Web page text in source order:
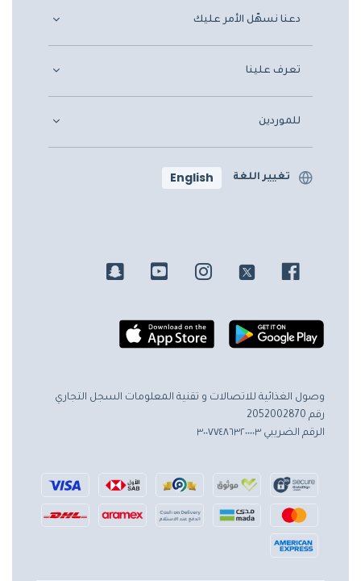
دعنا نسهّل الأمر عليك
تعرف علينا
للموردين
تغيير اللغة English
وصول الغذائية للاتصالات و تقنية المعلومات السجل التجاري
رقم 2052002870
الرقم الضريبي ٣٠٠٧٧٤٨٦٣٢٠٠٠٠٣